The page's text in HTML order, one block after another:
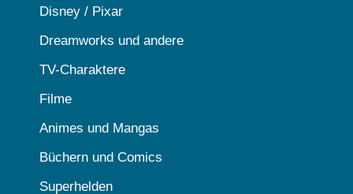
Disney / Pixar
Dreamworks und andere
TV-Charaktere
Filme
Animes und Mangas
Büchern und Comics
Superhelden